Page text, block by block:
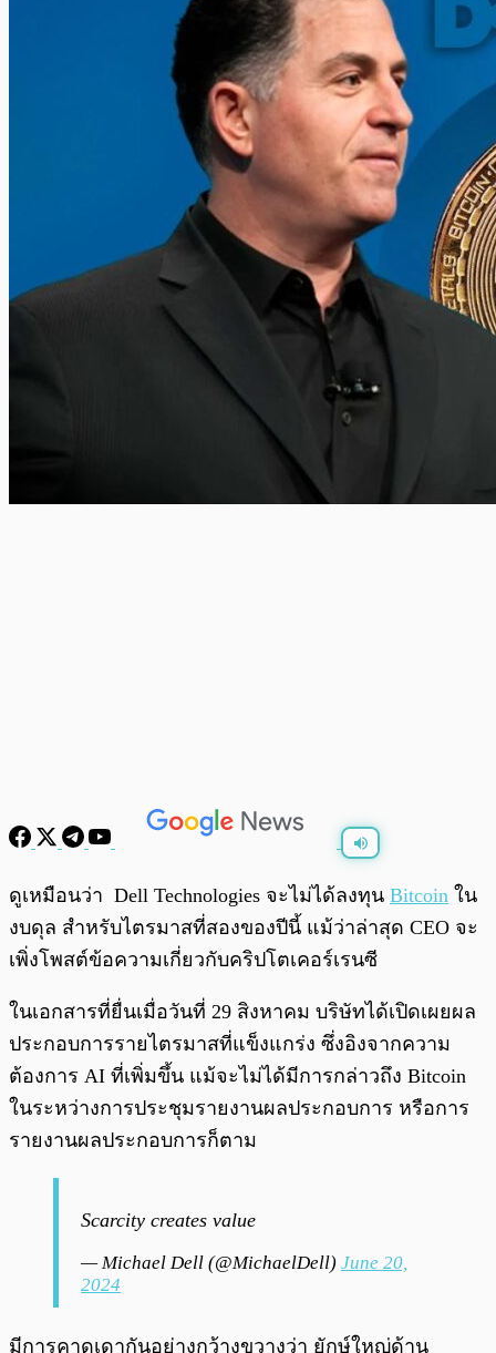
พร้อมเล่น
ดูเหมือนว่า Dell Technologies จะไม่ได้ลงทุน Bitcoin ใน
งบดุล สำหรับไตรมาสที่สองของปีนี้ แม้ว่าล่าสุด CEO จะ
เพิ่งโพสต์ข้อความเกี่ยวกับคริปโตเคอร์เรนซี
ในเอกสารที่ยื่นเมื่อวันที่ 29 สิงหาคม บริษัทได้เปิดเผยผล
ประกอบการรายไตรมาสที่แข็งแกร่ง ซึ่งอิงจากความ
ต้องการ AI ที่เพิ่มขึ้น แม้จะไม่ได้มีการกล่าวถึง Bitcoin
ในระหว่างการประชุมรายงานผลประกอบการ หรือการ
รายงานผลประกอบการก็ตาม
Scarcity creates value
— Michael Dell (@MichaelDell) June 20,
2024
มีการคาดเดากันอย่างกว้างขวางว่า ยักษ์ใหญ่ด้าน